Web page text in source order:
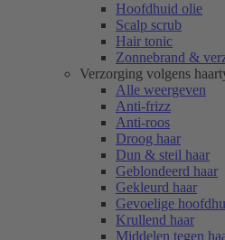
Hoofdhuid olie
Scalp scrub
Hair tonic
Zonnebrand &
Verzorging volgens
Alle weergeven
Anti-frizz
Anti-roos
Droog haar
Dun & steil haar
Geblondeerd haar
Gekleurd haar
Gevoelige
Krullend haar
Middelen tegen